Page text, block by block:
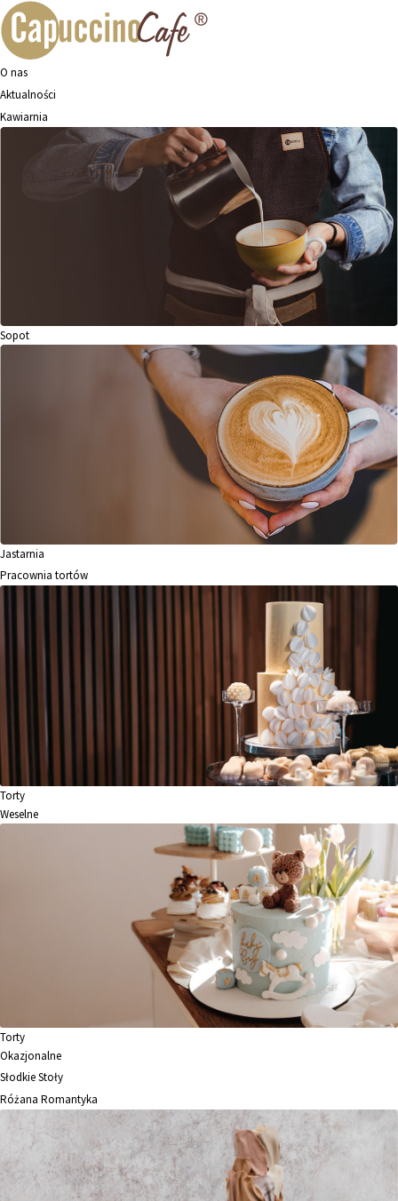
O nas
Aktualności
Kawiarnia
Sopot
Jastarnia
Pracownia tortów
Torty
Weselne
Torty
Okazjonalne
Słodkie Stoły
Różana Romantyka